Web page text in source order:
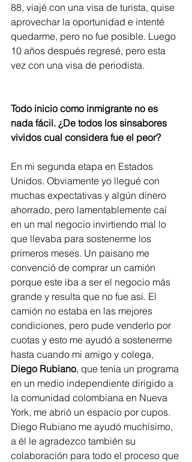
88, viajé con una visa de turista, quise
aprovechar la oportunidad e intenté
quedarme, pero no fue posible. Luego
10 años después regresé, pero esta
vez con una visa de periodista.
Todo inicio como inmigrante no es
nada fácil. ¿De todos los sinsabores
vividos cual considera fue el peor?
En mi segunda etapa en Estados
Unidos. Obviamente yo llegué con
muchas expectativas y algún dinero
ahorrado, pero lamentablemente caí
en un mal negocio invirtiendo mal lo
que llevaba para sostenerme los
primeros meses. Un paisano me
convenció de comprar un camión
porque este iba a ser el negocio más
grande y resulta que no fue así. El
camión no estaba en las mejores
condiciones, pero pude venderlo por
cuotas y esto me ayudó a sostenerme
hasta cuando mi amigo y colega,
Diego Rubiano, que tenía un programa
en un medio independiente dirigido a
la comunidad colombiana en Nueva
York, me abrió un espacio por cupos.
Diego Rubiano me ayudó muchísimo,
a él le agradezco también su
colaboración para todo el proceso que